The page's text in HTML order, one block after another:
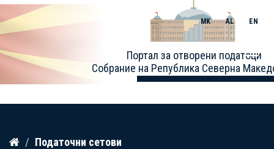
Прескокнете
Портал за отворени податоци
Собрание на Република Северна
MK AL EN
Toggle
Податочни сетови